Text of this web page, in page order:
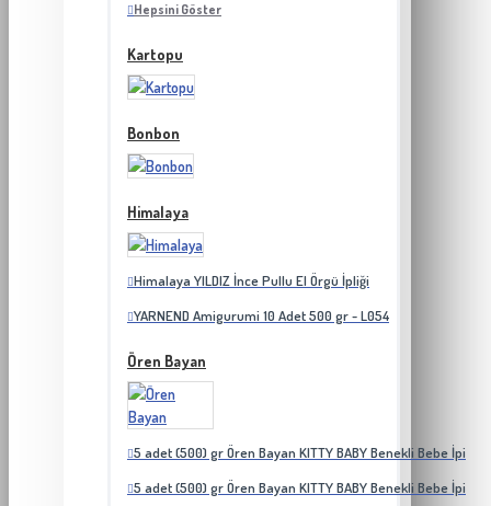
Hepsini Göster
Kartopu
Bonbon
Himalaya
Himalaya YILDIZ İnce Pullu El Örgü İpliği
YARNEND Amigurumi 10 Adet 500 gr - L054
Ören Bayan
5 adet (500) gr Ören Bayan KITTY BABY Benekli Bebe İpi
5 adet (500) gr Ören Bayan KITTY BABY Benekli Bebe İpi